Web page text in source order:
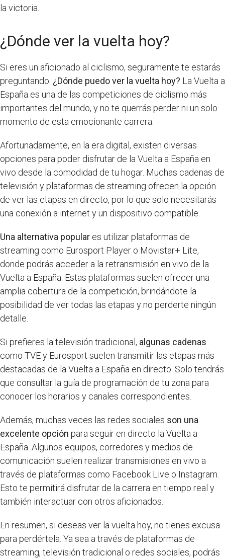
la victoria.
¿Dónde ver la vuelta hoy?
Si eres un aficionado al ciclismo, seguramente te estarás
preguntando: ¿Dónde puedo ver la vuelta hoy? La Vuelta a
España es una de las competiciones de ciclismo más
importantes del mundo, y no te querrás perder ni un solo
momento de esta emocionante carrera.
Afortunadamente, en la era digital, existen diversas
opciones para poder disfrutar de la Vuelta a España en
vivo desde la comodidad de tu hogar. Muchas cadenas de
televisión y plataformas de streaming ofrecen la opción
de ver las etapas en directo, por lo que solo necesitarás
una conexión a internet y un dispositivo compatible.
Una alternativa popular es utilizar plataformas de
streaming como Eurosport Player o Movistar+ Lite,
donde podrás acceder a la retransmisión en vivo de la
Vuelta a España. Estas plataformas suelen ofrecer una
amplia cobertura de la competición, brindándote la
posibilidad de ver todas las etapas y no perderte ningún
detalle.
Si prefieres la televisión tradicional, algunas cadenas
como TVE y Eurosport suelen transmitir las etapas más
destacadas de la Vuelta a España en directo. Solo tendrás
que consultar la guía de programación de tu zona para
conocer los horarios y canales correspondientes.
Además, muchas veces las redes sociales son una
excelente opción para seguir en directo la Vuelta a
España. Algunos equipos, corredores y medios de
comunicación suelen realizar transmisiones en vivo a
través de plataformas como Facebook Live o Instagram.
Esto te permitirá disfrutar de la carrera en tiempo real y
también interactuar con otros aficionados.
En resumen, si deseas ver la vuelta hoy, no tienes excusa
para perdértela. Ya sea a través de plataformas de
streaming, televisión tradicional o redes sociales, podrás